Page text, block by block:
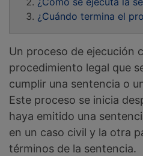
¿Cuándo termina el
Un proceso de ejecución
procedimiento legal que
cumplir una sentencia o
Este proceso se inicia
haya emitido una
en un caso civil y la otra
términos de la sentencia.